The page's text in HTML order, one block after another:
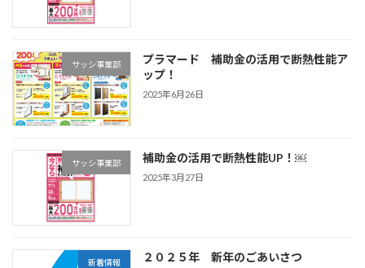
サッシ事業部
プラマード 補助金の活用で断熱性能ア
ップ！
2025年6月26日
サッシ事業部 補助金の活用で断熱性能UP！￼
2025年3月27日
新着情報 ２０２５年 新年のごあいさつ